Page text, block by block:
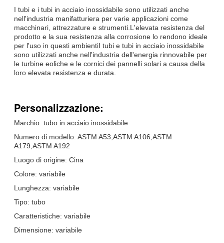
I tubi e i tubi in acciaio inossidabile sono utilizzati anche
nell'industria manifatturiera per varie applicazioni come
macchinari, attrezzature e strumenti.L'elevata resistenza del
prodotto e la sua resistenza alla corrosione lo rendono ideale
per l'uso in questi ambientiI tubi e tubi in acciaio inossidabile
sono utilizzati anche nell'industria dell'energia rinnovabile per
le turbine eoliche e le cornici dei pannelli solari a causa della
loro elevata resistenza e durata.
Personalizzazione:
Marchio: tubo in acciaio inossidabile
Numero di modello: ASTM A53,ASTM A106,ASTM
A179,ASTM A192
Luogo di origine: Cina
Colore: variabile
Lunghezza: variabile
Tipo: tubo
Caratteristiche: variabile
Dimensione: variabile